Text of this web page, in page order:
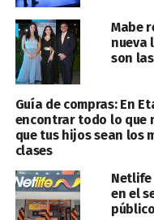
Mabe
nueva
son
Guía de compras: En
encontrar todo lo que
que tus hijos sean los
clases
Netlife
en el